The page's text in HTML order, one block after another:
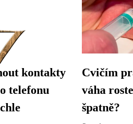
kontakty
telefonu
Cvičím
váha
špatně?